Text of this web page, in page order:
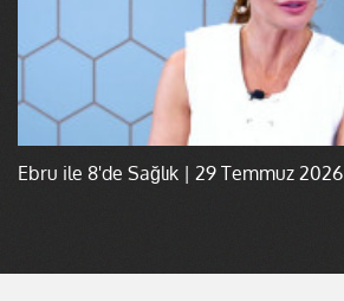
Ebru ile 8'de Sağlık | 29 Temmuz 2026